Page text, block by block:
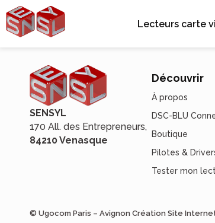
Lecteurs carte
SENSYL
170 All. des Entrepreneurs,
84210 Venasque
Découvrir
À propos
DSC-BLU
Boutique
Pilotes &
Tester mon
© Ugocom Paris – Avignon Création Site